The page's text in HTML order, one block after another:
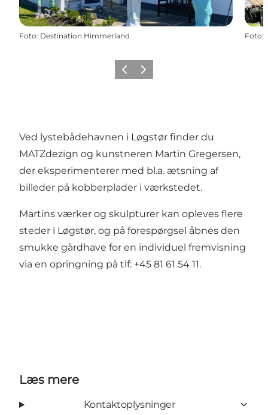
Foto: Destination Himmerland Foto:
Forrige billede
Næste billede
Ved lystebådehavnen i Løgstør finder du
MATZdezign og kunstneren Martin Gregersen,
der eksperimenterer med bl.a. ætsning af
billeder på kobberplader i værkstedet.
Martins værker og skulpturer kan opleves flere
steder i Løgstør, og på forespørgsel åbnes den
smukke gårdhave for en individuel fremvisning
via en opringning på tlf: +45 81 61 54 11.
Læs mere
Kontaktoplysninger